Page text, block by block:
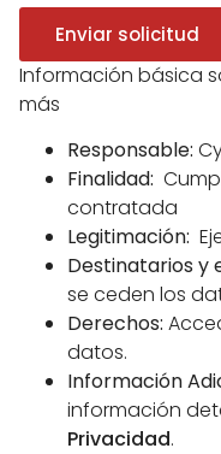
Enviar solicitud
Información básica
más
Responsable:
Finalidad:
contratada
Legitimación:
Destinatarios y
se ceden los
Derechos:
datos.
Información
información
Privacidad.